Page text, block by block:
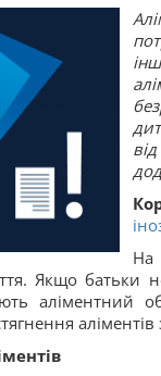
На
Якщо батьки
аліментний